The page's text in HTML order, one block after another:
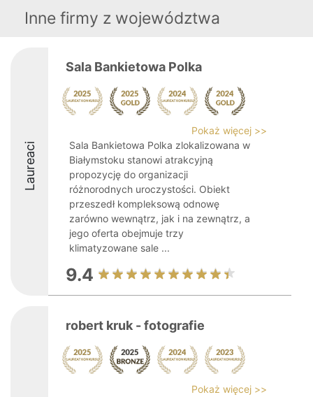
Inne firmy z województwa
Laureaci
Sala Bankietowa Polka
Pokaż więcej >>
Sala Bankietowa Polka zlokalizowana w
Białymstoku stanowi atrakcyjną
propozycję do organizacji
różnorodnych uroczystości. Obiekt
przeszedł kompleksową odnowę
zarówno wewnątrz, jak i na zewnątrz, a
jego oferta obejmuje trzy
klimatyzowane sale ...
9.4
robert kruk - fotografie
Pokaż więcej >>